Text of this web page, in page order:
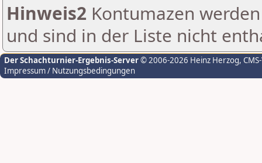
Hinweis2 Kontumazen
und sind in der Liste nicht
Der Schachturnier-Ergebnis-Server© 2006-2026 Heinz Herzog,
Impressum / Nutzungsbedingungen